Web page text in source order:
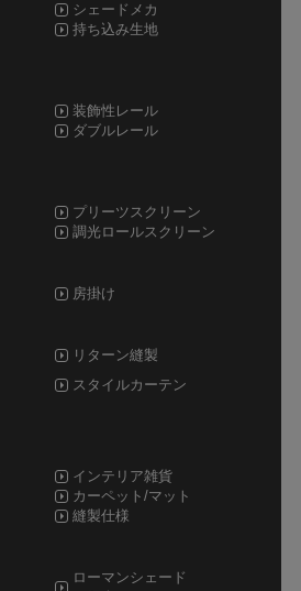
シェードメカ
持ち込み生地
装飾性レール
ダブルレール
プリーツスクリーン
調光ロールスクリーン
房掛け
リターン縫製
スタイルカーテン
インテリア雑貨
カーペット/マット
縫製仕様
ローマンシェード